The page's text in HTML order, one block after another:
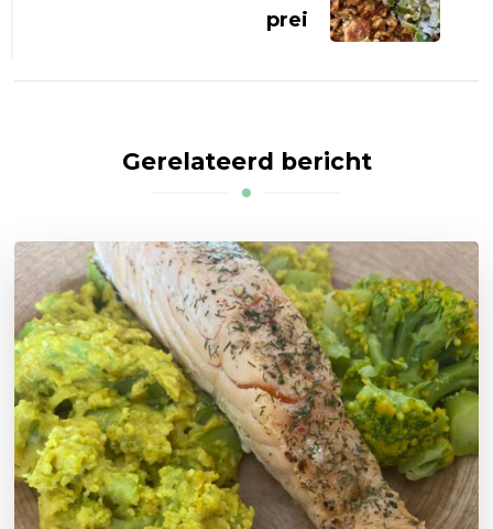
prei
Gerelateerd bericht